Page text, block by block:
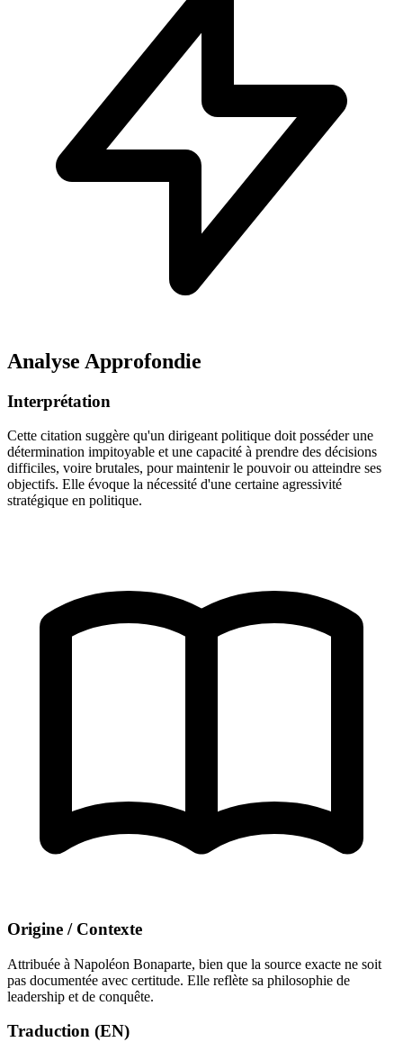
Analyse Approfondie
Interprétation
Cette citation suggère qu'un dirigeant politique doit posséder une
détermination impitoyable et une capacité à prendre des décisions
difficiles, voire brutales, pour maintenir le pouvoir ou atteindre ses
objectifs. Elle évoque la nécessité d'une certaine agressivité
stratégique en politique.
Origine / Contexte
Attribuée à Napoléon Bonaparte, bien que la source exacte ne soit
pas documentée avec certitude. Elle reflète sa philosophie de
leadership et de conquête.
Traduction (EN)